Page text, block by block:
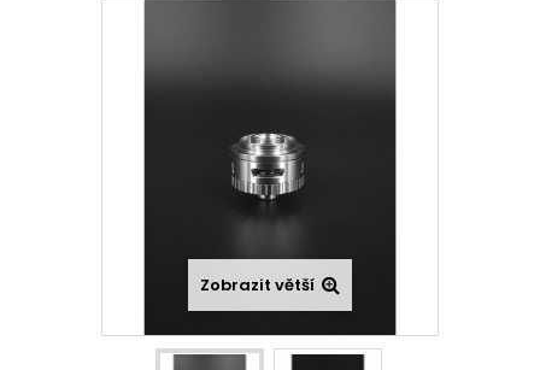
Zobrazit větší